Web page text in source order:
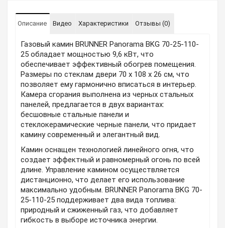
Описание Видео Характеристики Отзывы (0)
Газовый камин BRUNNER Panorama BKG 70-25-110-
25 обладает мощностью 9,6 кВт, что
обеспечивает эффективный обогрев помещения.
Размеры по стеклам двери 70 х 108 х 26 см, что
позволяет ему гармонично вписаться в интерьер.
Камера сгорания выполнена из черных стальных
панелей, предлагается в двух вариантах:
бесшовные стальные панели и
стеклокерамические черные панели, что придает
камину современный и элегантный вид.
Камин оснащен технологией линейного огня, что
создает эффектный и равномерный огонь по всей
длине. Управление камином осуществляется
дистанционно, что делает его использование
максимально удобным. BRUNNER Panorama BKG 70-
25-110-25 поддерживает два вида топлива:
природный и сжиженный газ, что добавляет
гибкость в выборе источника энергии.